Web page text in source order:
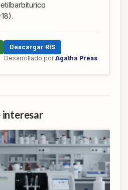
Descargar RIS
Desarrollado por Agatha Press
interesar